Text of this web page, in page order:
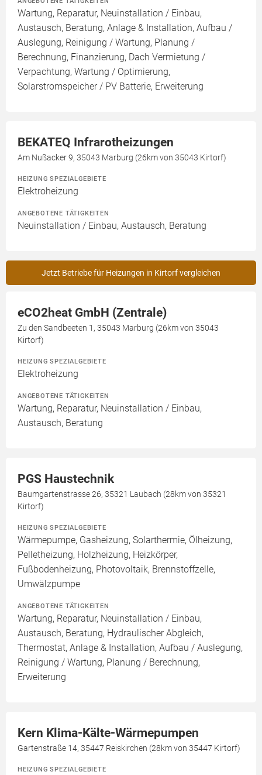
Wartung, Reparatur, Neuinstallation / Einbau,
Austausch, Beratung, Anlage & Installation, Aufbau /
Auslegung, Reinigung / Wartung, Planung /
Berechnung, Finanzierung, Dach Vermietung /
Verpachtung, Wartung / Optimierung,
Solarstromspeicher / PV Batterie, Erweiterung
BEKATEQ Infrarotheizungen
Am Nußacker 9, 35043 Marburg (26km von 35043 Kirtorf)
HEIZUNG SPEZIALGEBIETE
Elektroheizung
ANGEBOTENE TÄTIGKEITEN
Neuinstallation / Einbau, Austausch, Beratung
Jetzt Betriebe für Heizungen in Kirtorf vergleichen
eCO2heat GmbH (Zentrale)
Zu den Sandbeeten 1, 35043 Marburg (26km von 35043
Kirtorf)
HEIZUNG SPEZIALGEBIETE
Elektroheizung
ANGEBOTENE TÄTIGKEITEN
Wartung, Reparatur, Neuinstallation / Einbau,
Austausch, Beratung
PGS Haustechnik
Baumgartenstrasse 26, 35321 Laubach (28km von 35321
Kirtorf)
HEIZUNG SPEZIALGEBIETE
Wärmepumpe, Gasheizung, Solarthermie, Ölheizung,
Pelletheizung, Holzheizung, Heizkörper,
Fußbodenheizung, Photovoltaik, Brennstoffzelle,
Umwälzpumpe
ANGEBOTENE TÄTIGKEITEN
Wartung, Reparatur, Neuinstallation / Einbau,
Austausch, Beratung, Hydraulischer Abgleich,
Thermostat, Anlage & Installation, Aufbau / Auslegung,
Reinigung / Wartung, Planung / Berechnung,
Erweiterung
Kern Klima-Kälte-Wärmepumpen
Gartenstraße 14, 35447 Reiskirchen (28km von 35447 Kirtorf)
HEIZUNG SPEZIALGEBIETE